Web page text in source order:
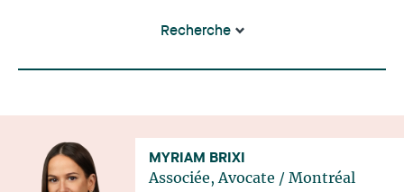
Recherche
MYRIAM BRIXI
Associée, Avocate / Montréal